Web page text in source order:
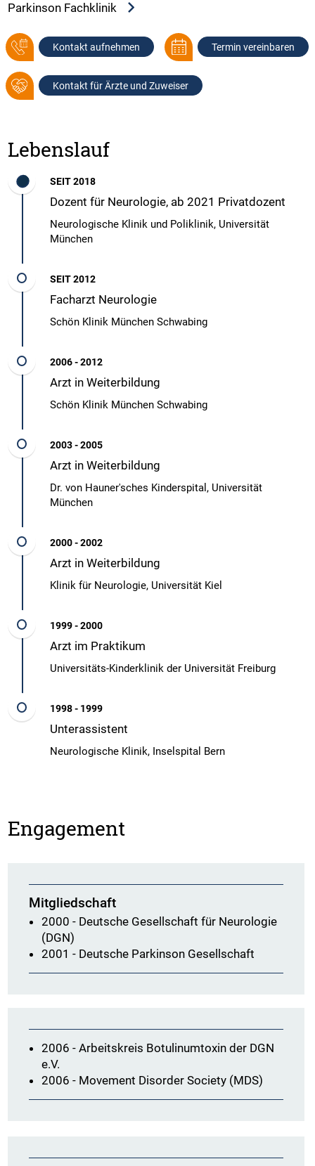
Parkinson Fachklinik
Kontakt aufnehmen Termin vereinbaren
Kontakt für Ärzte und Zuweiser
Lebenslauf
SEIT 2018
Dozent für Neurologie, ab 2021 Privatdozent
Neurologische Klinik und Poliklinik, Universität
München
SEIT 2012
Facharzt Neurologie
Schön Klinik München Schwabing
2006 - 2012
Arzt in Weiterbildung
Schön Klinik München Schwabing
2003 - 2005
Arzt in Weiterbildung
Dr. von Hauner'sches Kinderspital, Universität
München
2000 - 2002
Arzt in Weiterbildung
Klinik für Neurologie, Universität Kiel
1999 - 2000
Arzt im Praktikum
Universitäts-Kinderklinik der Universität Freiburg
1998 - 1999
Unterassistent
Neurologische Klinik, Inselspital Bern
Engagement
Mitgliedschaft
2000 - Deutsche Gesellschaft für Neurologie
(DGN)
2001 - Deutsche Parkinson Gesellschaft
2006 - Arbeitskreis Botulinumtoxin der DGN
e.V.
2006 - Movement Disorder Society (MDS)